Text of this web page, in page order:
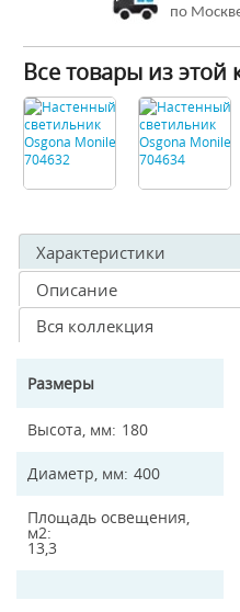
по
Все товары из этой
Характеристики
Описание
Вся коллекция
Размеры
Высота, мм 180
Диаметр, мм 400
Площадь освещения,
м2
13,3